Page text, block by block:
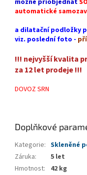
možné přiobjednat
automatické
a dilatační podložky
viz. poslední foto -
!!! nejvyšší kvalita
za 12 let prodeje !!!
DOVOZ SRN
Doplňkové
Kategorie: Skleněné
Záruka:
5 let
Hmotnost:
42 kg